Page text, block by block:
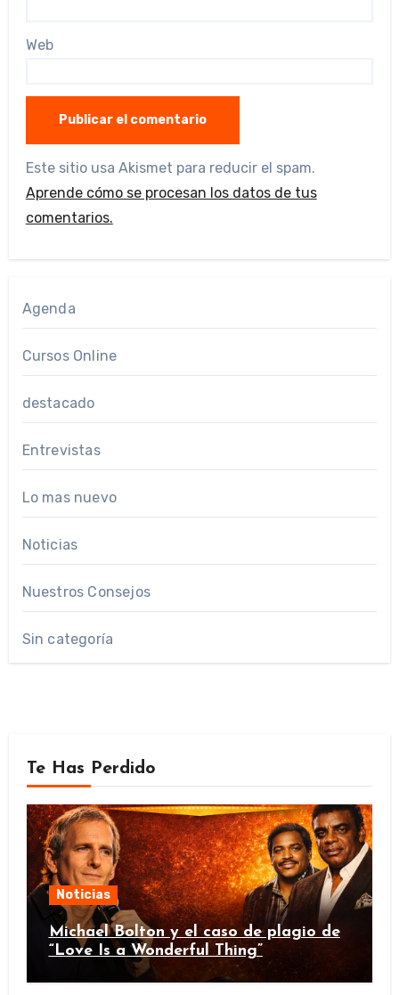
Web
Este sitio usa Akismet para reducir el spam.
Aprende cómo se procesan los datos de tus
comentarios.
Agenda
Cursos Online
destacado
Entrevistas
Lo mas nuevo
Noticias
Nuestros Consejos
Sin categoría
Te Has Perdido
Noticias
Michael Bolton y el caso de plagio de
“Love Is a Wonderful Thing”